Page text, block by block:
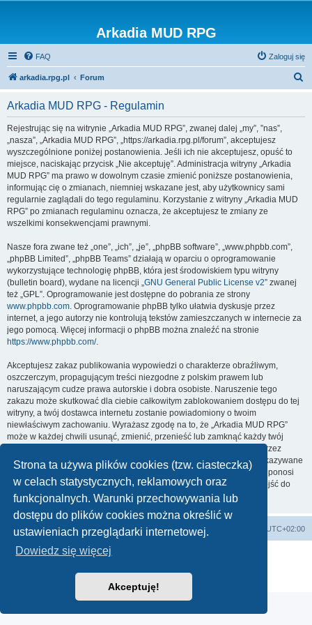
Strona ta używa plików cookies (tzw. ciasteczka)
w celach statystycznych, reklamowych oraz
funkcjonalnych. Warunki przechowywania lub
dostępu do plików cookies można określić w
ustawieniach przeglądarki internetowej.
Dowiedz się więcej
Akceptuję!
Arkadia MUD RPG
FAQ Zaloguj się
arkadia.rpg.pl Forum
Arkadia MUD RPG - Regulamin
Rejestrując się na witrynie „Arkadia MUD RPG”, zwanej dalej „my”, ”nas”,
„nasza”, „Arkadia MUD RPG”, „https://arkadia.rpg.pl/forum”, akceptujesz
wyszczególnione poniżej postanowienia. Jeśli ich nie akceptujesz, opuść to
miejsce, naciskając przycisk „Nie akceptuję”. Administracja witryny „Arkadia
MUD RPG” ma prawo w dowolnym czasie zmienić poniższe postanowienia,
informując cię o zmianach, niemniej wskazane jest, aby użytkownicy sami
regularnie zaglądali do tego regulaminu. Korzystanie z witryny „Arkadia MUD
RPG” po zmianach regulaminu oznacza, że akceptujesz te zmiany ze
wszelkimi konsekwencjami prawnymi.
Nasze fora zwane też „one”, „ich”, „je”, „phpBB software”, „www.phpbb.com”,
„phpBB Limited”, „phpBB Teams” działają w oparciu o oprogramowanie
wykorzystujące technologię phpBB, która jest środowiskiem typu witryny
(bulletin board), wydane na licencji „GNU General Public License v2” zwanej
też „GPL”. Oprogramowanie jest dostępne do pobrania ze strony
www.phpbb.com. Oprogramowanie phpBB tylko ułatwia dyskusje przez
internet, a jego autorzy nie kontrolują tekstów zamieszczanych w internecie za
jego pomocą. Więcej informacji o phpBB można znaleźć na stronie
https://www.phpbb.com/.
Akceptujesz zakaz publikowania wypowiedzi o charakterze obraźliwym,
oszczerczym, propagującym treści niezgodne z polskim prawem lub
naruszającym cudze prawa autorskie i dobra osobiste. Naruszenie tego
zakazu może skutkować dla ciebie całkowitym zablokowaniem dostępu do tej
witryny, a twój dostawca internetu zostanie powiadomiony o twoim
niewłaściwym zachowaniu. Wyrażasz zgodę na to, że „Arkadia MUD RPG”
może w każdej chwili usunąć, zmienić, przenieść lub zamknąć każdy twój
temat, post. Wyrażasz zgodę na zapisywanie wszystkich podanych przez
ciebie informacji w naszej bazie danych. Informacje te nie będą przekazywane
nikomu bez twojej zgody, ale ani „Arkadia MUD RPG”, ani phpBB nie ponosi
odpowiedzialności za włamania do witryny, podczas których może dojść do
kradzieży danych.
arkadia.rpg.pl Forum UTC+02:00
Technologię dostarcza